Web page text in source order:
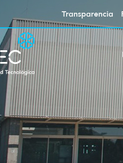
Transparencia